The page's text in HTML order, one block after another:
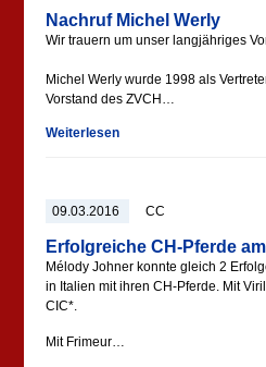
Nachruf Michel Werly
Wir trauern um unser langjähriges
Michel Werly wurde 1998 als
Vorstand des ZVCH…
Weiterlesen
09.03.2016 CC
Erfolgreiche CH-Pferde
Mélody Johner konnte gleich 2
in Italien mit ihren CH-Pferde. Mit
CIC*.
Mit Frimeur…